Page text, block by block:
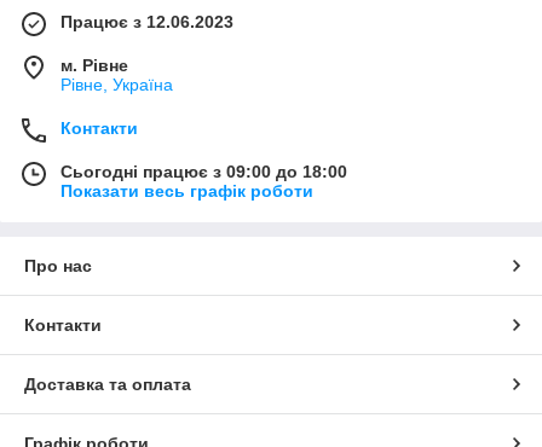
Працює з 12.06.2023
м. Рівне
Рівне, Україна
Контакти
Сьогодні працює з 09:00 до 18:00
Показати весь графік роботи
Про нас
Контакти
Доставка та оплата